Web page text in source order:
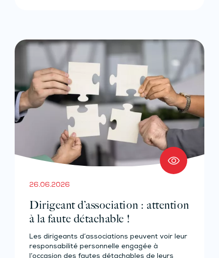
26.06.2026
Dirigeant d’association : attention
à la faute détachable !
Les dirigeants d’associations peuvent voir leur
responsabilité personnelle engagée à